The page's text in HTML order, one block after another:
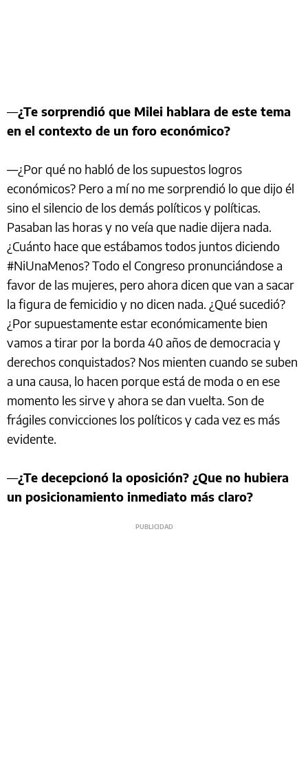
—¿Te sorprendió que Milei hablara de este tema
en el contexto de un foro económico?
—¿Por qué no habló de los supuestos logros
económicos? Pero a mí no me sorprendió lo que dijo él
sino el silencio de los demás políticos y políticas.
Pasaban las horas y no veía que nadie dijera nada.
¿Cuánto hace que estábamos todos juntos diciendo
#NiUnaMenos? Todo el Congreso pronunciándose a
favor de las mujeres, pero ahora dicen que van a sacar
la figura de femicidio y no dicen nada. ¿Qué sucedió?
¿Por supuestamente estar económicamente bien
vamos a tirar por la borda 40 años de democracia y
derechos conquistados? Nos mienten cuando se suben
a una causa, lo hacen porque está de moda o en ese
momento les sirve y ahora se dan vuelta. Son de
frágiles convicciones los políticos y cada vez es más
evidente.
—¿Te decepcionó la oposición? ¿Que no hubiera
un posicionamiento inmediato más claro?